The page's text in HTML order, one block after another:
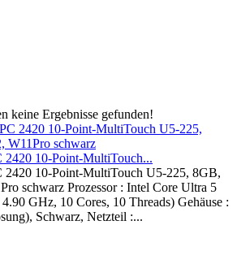
keine Ergebnisse gefunden!
10-Point-MultiTouch...
10-Point-MultiTouch U5-225, 8GB,
schwarz Prozessor : Intel Core Ultra 5
GHz, 10 Cores, 10 Threads) Gehäuse :
Schwarz, Netzteil :...